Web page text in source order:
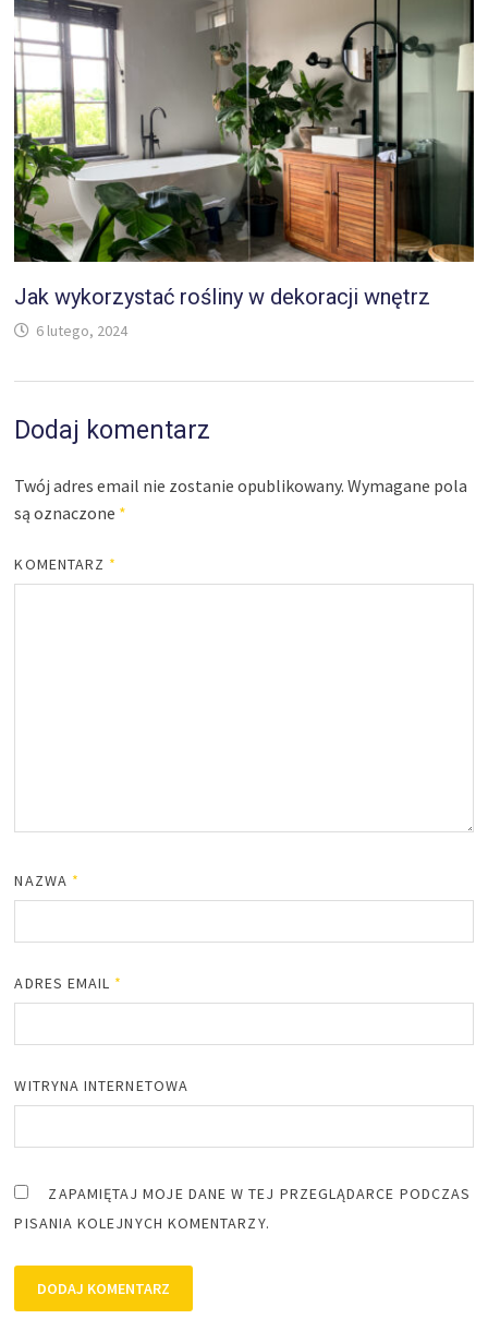
Jak wykorzystać rośliny w dekoracji wnętrz
6 lutego, 2024
Dodaj komentarz
Twój adres email nie zostanie opublikowany. Wymagane pola
są oznaczone *
KOMENTARZ *
NAZWA *
ADRES EMAIL *
WITRYNA INTERNETOWA
ZAPAMIĘTAJ MOJE DANE W TEJ PRZEGLĄDARCE PODCZAS
PISANIA KOLEJNYCH KOMENTARZY.